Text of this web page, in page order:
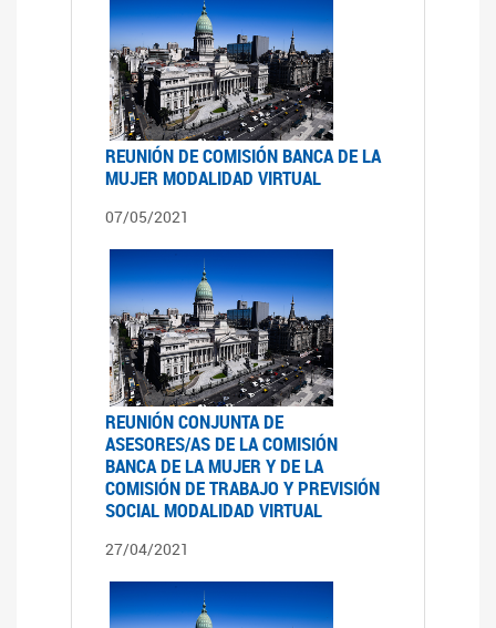
REUNIÓN DE COMISIÓN BANCA DE LA
MUJER MODALIDAD VIRTUAL
07/05/2021
REUNIÓN CONJUNTA DE
ASESORES/AS DE LA COMISIÓN
BANCA DE LA MUJER Y DE LA
COMISIÓN DE TRABAJO Y PREVISIÓN
SOCIAL MODALIDAD VIRTUAL
27/04/2021